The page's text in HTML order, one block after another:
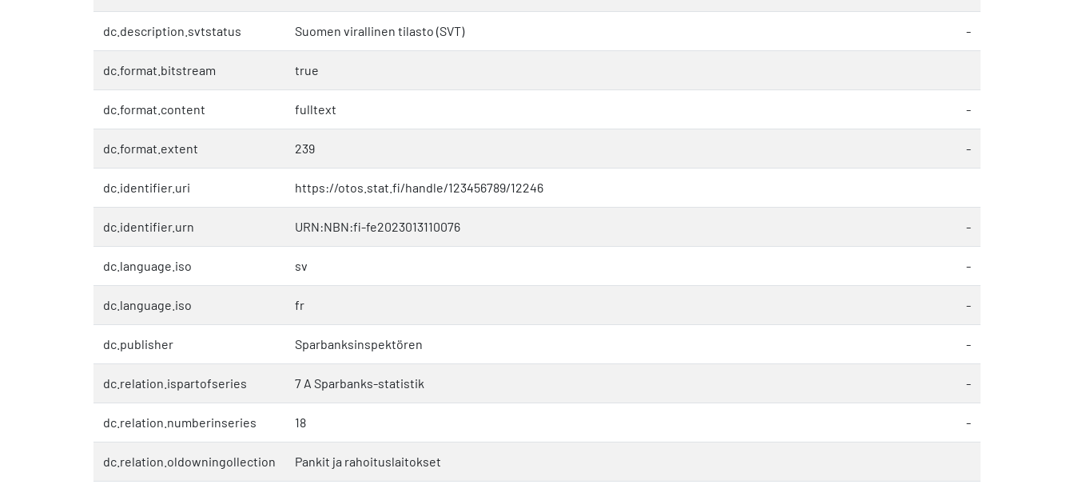
dc.description.svtstatus Suomen virallinen tilasto (SVT) -
dc.format.bitstream true
dc.format.content fulltext -
dc.format.extent 239 -
dc.identifier.uri https://otos.stat.fi/handle/123456789/12246
dc.identifier.urn URN:NBN:fi-fe2023013110076 -
dc.language.iso sv -
dc.language.iso fr -
dc.publisher Sparbanksinspektören -
dc.relation.ispartofseries 7 A Sparbanks-statistik -
dc.relation.numberinseries 18 -
dc.relation.oldowningollection Pankit ja rahoituslaitokset